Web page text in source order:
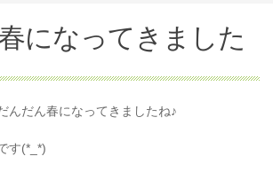
になってきました
んだん春になってきましたね♪
す(*_*)